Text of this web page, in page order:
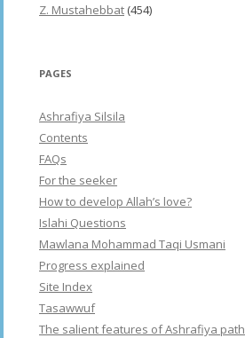
Z. Mustahebbat (454)
PAGES
Ashrafiya Silsila
Contents
FAQs
For the seeker
How to develop Allah’s love?
Islahi Questions
Mawlana Mohammad Taqi Usmani
Progress explained
Site Index
Tasawwuf
The salient features of Ashrafiya path